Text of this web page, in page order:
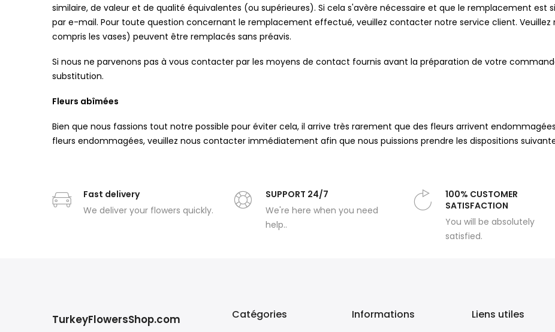
similaire, de valeur et de qualité équivalentes (ou supérieures). Si cela s'avère nécessaire et que le remplacement
par e-mail. Pour toute question concernant le remplacement effectué, veuillez contacter notre service client. Veuillez
compris les vases) peuvent être remplacés sans préavis.
Si nous ne parvenons pas à vous contacter par les moyens de contact fournis avant la préparation de votre
substitution.
Fleurs abîmées
Bien que nous fassions tout notre possible pour éviter cela, il arrive très rarement que des fleurs arrivent
fleurs endommagées, veuillez nous contacter immédiatement afin que nous puissions prendre les dispositions
Fast delivery
We deliver your flowers quickly.
SUPPORT 24/7
We're here when you need
help..
100% CUSTOMER
SATISFACTION
You will be absolutely
satisfied.
TurkeyFlowersShop.com Catégories Informations Liens utiles